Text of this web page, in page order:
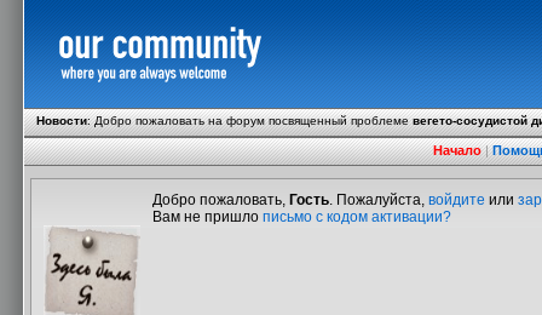
Новости:Добро пожаловать на форум посвященный проблемевегето-сосудистой
Начало|
Добро пожаловать, Гость. Пожалуйста, войдите или
Вам не пришло письмо с кодом активации?